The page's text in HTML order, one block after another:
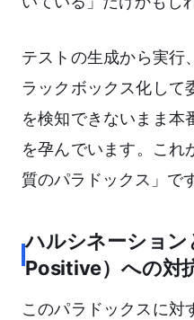
テストの生成から実行
ラックボックス化して
を検知できないまま本
を孕んでいます。これ
質のパラドックス」で
ハルシネーショ
Positive）への対
このパラドックスに対